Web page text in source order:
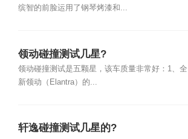
缤智的前脸运用了钢琴烤漆和...
领动碰撞测试几星?
领动碰撞测试是五颗星，该车质量非常好：1、全
新领动（Elantra）的...
轩逸碰撞测试几星的?